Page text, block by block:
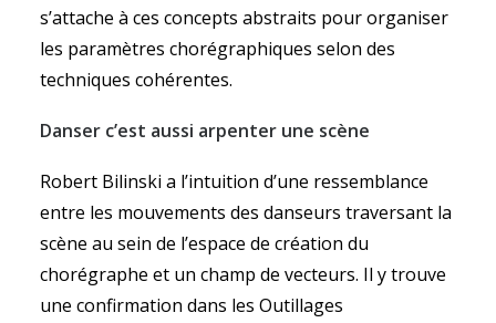
s’attache à ces concepts abstraits pour organiser
les paramètres chorégraphiques selon des
techniques cohérentes.
Danser c’est aussi arpenter une scène
Robert Bilinski a l’intuition d’une ressemblance
entre les mouvements des danseurs traversant la
scène au sein de l’espace de création du
chorégraphe et un champ de vecteurs. Il y trouve
une confirmation dans les Outillages